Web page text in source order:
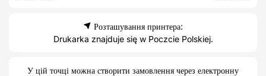
Розташування принтера:
Drukarka znajduje się w Poczcie Polskiej.
У цій точці можна створити замовлення через електронну